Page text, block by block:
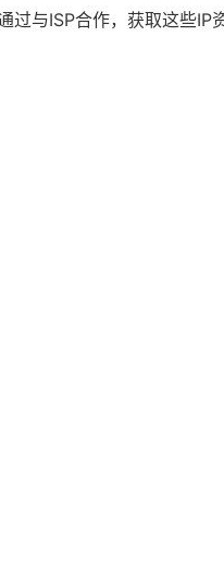
过与ISP合作，获取这些IP